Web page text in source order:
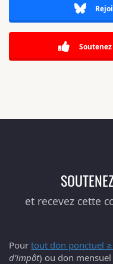
et recevez cette
Pour tout don ponctuel
d’impôt) ou don